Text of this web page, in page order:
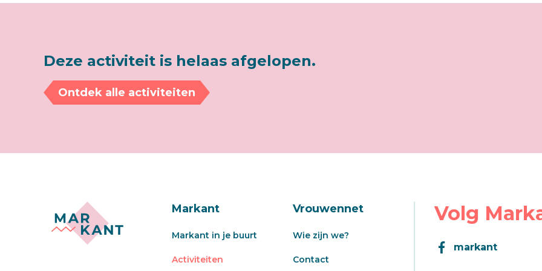
Deze activiteit is helaas afgelopen.
Ontdek alle activiteiten
Markant
Markant in je buurt
Activiteiten
Vrouwennet
Wie zijn we?
Contact
Volg
markant